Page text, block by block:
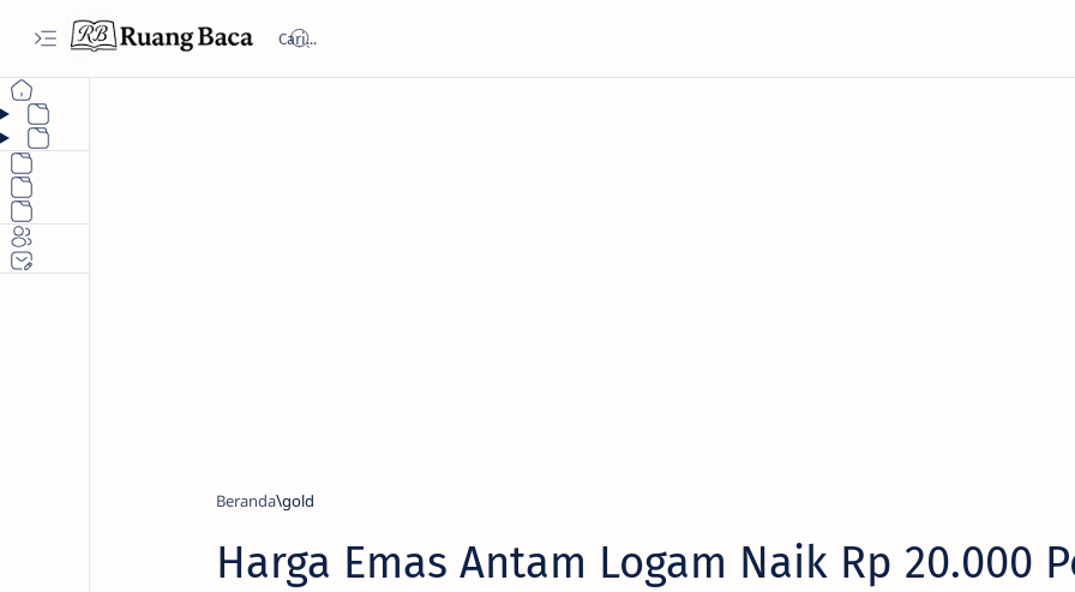
Beranda gold
Harga Emas Antam Logam Naik Rp 20.000